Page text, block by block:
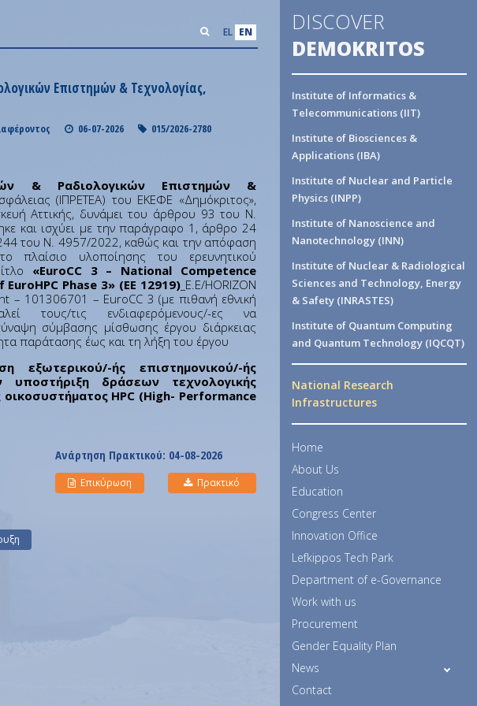
DISCOVER
DEMOKRITOS
Institute of Informatics &
Telecommunications (IIT)
Institute of Biosciences &
Applications (IBA)
Institute of Nuclear and Particle
Physics (INPP)
Institute of Nanoscience and
Nanotechnology (INN)
Institute of Nuclear & Radiological
Sciences and Technology, Energy
& Safety (INRASTES)
Institute of Quantum Computing
and Quantum Technology (IQCQT)
National Research
Infrastructures
Home
About Us
Education
Congress Center
Innovation Office
Lefkippos Tech Park
Department of e-Governance
Work with us
Procurement
Gender Equality Plan
News
Contact
EL EN
Επιστημών & Τεχνολογίας,
06-07-2026
015/2026-2780
& Ραδιολογικών Επιστημών &
(ΙΠΡΕΤΕΑ) του ΕΚΕΦΕ «Δημόκριτος»,
Αττικής, δυνάμει του άρθρου 93 του Ν.
και ισχύει με την παράγραφο 1, άρθρο 24
του Ν. 4957/2022, καθώς και την απόφαση
υλοποίησης του ερευνητικού
«EuroCC 3 – National Competence
Phase 3» (ΕΕ 12919) _E.E/HORIZON
– 101306701 – EuroCC 3 (με πιθανή εθνική
τους/τις ενδιαφερόμενους/-ες να
σύμβασης μίσθωσης έργου διάρκειας
παράτασης έως και τη λήξη του έργου
ής επιστημονικού/-ής
υποστήριξη δράσεων τεχνολογικής
οικοσυστήματος HPC (High- Performance
Ανάρτηση Πρακτικού: 04-08-2026
Επικύρωση Πρακτικό